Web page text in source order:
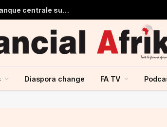
Ghana : 1,7 milliard de dollars de pertes pour la banque centrale sur ses achats d’or en 2025
Diaspora change FA TV